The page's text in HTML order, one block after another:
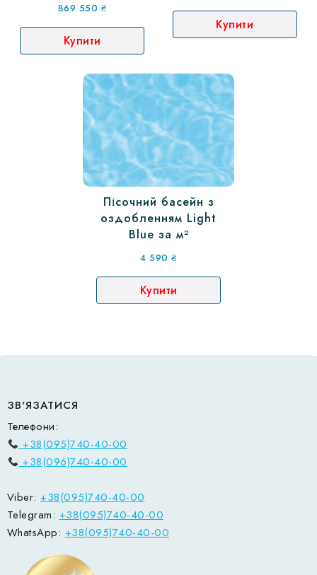
869 550 ₴
Купити
Купити
Пісочний басейн з
оздобленням Light
Blue за м²
4 590₴
Купити
ЗВ'ЯЗАТИСЯ
Телефони:
+38(095)740-40-00
+38(096)740-40-00
Viber: +38(095)740-40-00
Telegram: +38(095)740-40-00
WhatsApp: +38(095)740-40-00